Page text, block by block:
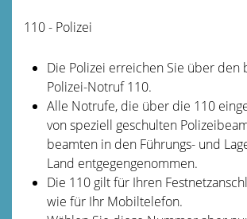
110 - Polizei
Die Polizei erreichen Sie über den
Polizei-Notruf 110.
Alle Notrufe, die über die 110
von speziell geschulten
beamten in den Führungs- und
Land entgegengenommen.
Die 110 gilt für Ihren
wie für Ihr Mobiltelefon.